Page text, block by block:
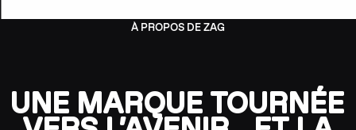
À PROPOS DE ZAG
UNE MARQUE TOURNÉE